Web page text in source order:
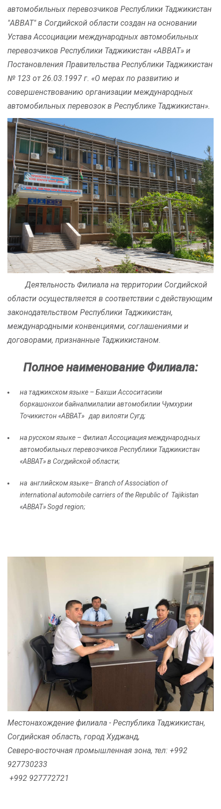
автомобильных перевозчиков Республики Таджикистан
"АВВАТ" в Согдийской области создан на основании
Устава Ассоциации международных автомобильных
перевозчиков Республики Таджикистан «АВВАТ» и
Постановления Правительства Республики Таджикистан
№ 123 от 26.03.1997 г. «О мерах по развитию и
совершенствованию организации международных
автомобильных перевозок в Республике Таджикистан».
Деятельность Филиала на территории Согдийской
области осуществляется в соответствии с действующим
законодательством Республики Таджикистан,
международными конвенциями, соглашениями и
договорами, признанные Таджикистаном.
Полное наименование Филиала:
на таджикском языке – Бахши Ассоситасияи
боркашонхои байналмилалии автомобилии Чумхурии
Точикистон «АВВАТ» дар вилояти Сугд;
на русском языке – Филиал Ассоциация международных
автомобильных перевозчиков Республики Таджикистан
«АВВАТ» в Согдийской области;
на английском языке– Branch of Association of
international automobile carriers of the Republic of Tajikistan
«АВВАТ» Sogd region;
Местонахождение филиала - Республика Таджикистан,
Согдийская область, город Худжанд,
Северо-восточная промышленная зона, тел: +992
927730233
+992 927772721